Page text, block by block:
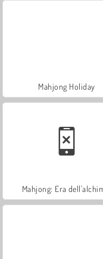
Mahjong Holiday
Mahjong: Era